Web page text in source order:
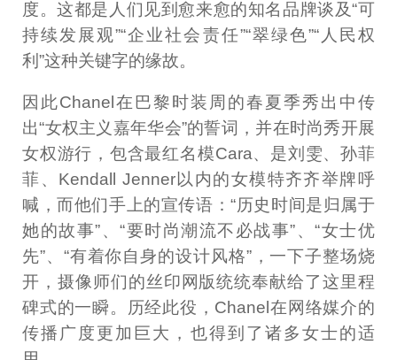
度。这都是人们见到愈来愈的知名品牌谈及“可
持续发展观”“企业社会责任”“翠绿色”“人民权
利”这种关键字的缘故。
因此Chanel在巴黎时装周的春夏季秀出中传
出“女权主义嘉年华会”的誓词，并在时尚秀开展
女权游行，包含最红名模Cara、是刘雯、孙菲
菲、Kendall Jenner以内的女模特齐齐举牌呼
喊，而他们手上的宣传语：“历史时间是归属于
她的故事”、“要时尚潮流不必战事”、“女士优
先”、“有着你自身的设计风格”，一下子整场烧
开，摄像师们的丝印网版统统奉献给了这里程
碑式的一瞬。历经此役，Chanel在网络媒介的
传播广度更加巨大，也得到了诸多女士的适